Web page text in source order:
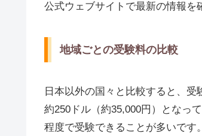
公式ウェブサイトで最新の情報を
地域ごとの受験料の比較
日本以外の国々と比較すると、
約250ドル（約35,000円）となっ
程度で受験できることが多いです